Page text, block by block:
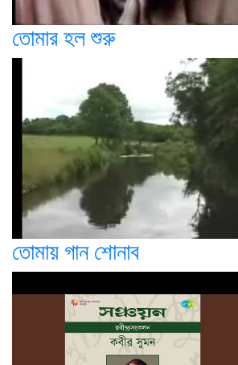
তোমার হল শুরু
তোমায় গান শোনাব